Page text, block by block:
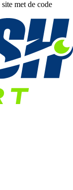
met de code